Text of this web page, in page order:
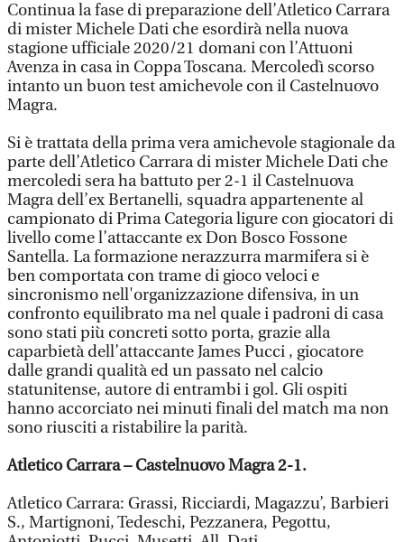
Continua la fase di preparazione dell’Atletico Carrara
di mister Michele Dati che esordirà nella nuova
stagione ufficiale 2020/21 domani con l’Attuoni
Avenza in casa in Coppa Toscana. Mercoledì scorso
intanto un buon test amichevole con il Castelnuovo
Magra.
Si è trattata della prima vera amichevole stagionale da
parte dell’Atletico Carrara di mister Michele Dati che
mercoledi sera ha battuto per 2-1 il Castelnuova
Magra dell’ex Bertanelli, squadra appartenente al
campionato di Prima Categoria ligure con giocatori di
livello come l’attaccante ex Don Bosco Fossone
Santella. La formazione nerazzurra marmifera si è
ben comportata con trame di gioco veloci e
sincronismo nell'organizzazione difensiva, in un
confronto equilibrato ma nel quale i padroni di casa
sono stati più concreti sotto porta, grazie alla
caparbietà dell’attaccante James Pucci , giocatore
dalle grandi qualità ed un passato nel calcio
statunitense, autore di entrambi i gol. Gli ospiti
hanno accorciato nei minuti finali del match ma non
sono riusciti a ristabilire la parità.
Atletico Carrara – Castelnuovo Magra 2-1.
Atletico Carrara: Grassi, Ricciardi, Magazzu’, Barbieri
S., Martignoni, Tedeschi, Pezzanera, Pegottu,